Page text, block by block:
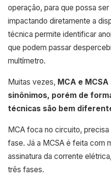
operação, para que possa
impactando diretamente a
técnica permite identificar
que podem passar
multímetro.
Muitas vezes, MCA e
sinônimos, porém de
técnicas são bem
MCA foca no circuito,
fase. Já a MCSA é feita com
assinatura da corrente
três fases.